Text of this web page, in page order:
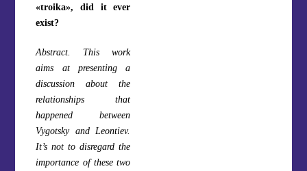
«troika», did it ever
exist?
Abstract. This work
aims at presenting a
discussion about the
relationships that
happened between
Vygotsky and Leontiev.
It’s not to disregard the
importance of these two